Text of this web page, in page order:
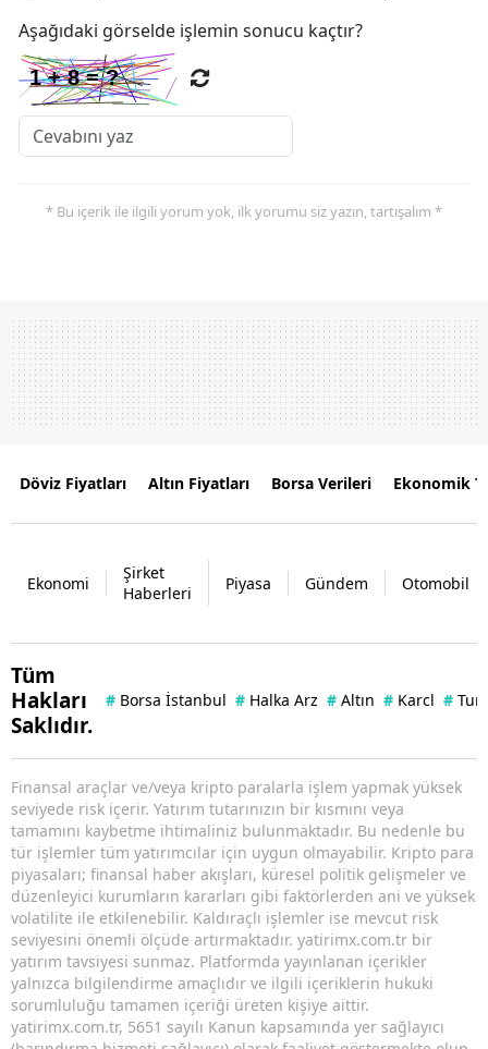
Aşağıdaki görselde işlemin sonucu kaçtır?
* Bu içerik ile ilgili yorum yok, ilk yorumu siz yazın, tartışalım *
Döviz Fiyatları Altın Fiyatları Borsa Verileri Ekonomik
Ekonomi
Şirket
Haberleri
Piyasa Gündem Otomobil
Tüm
Hakları
Saklıdır.
# Borsa İstanbul # Halka Arz # Altın # Karcl #
Finansal araçlar ve/veya kripto paralarla işlem yapmak yüksek
seviyede risk içerir. Yatırım tutarınızın bir kısmını veya
tamamını kaybetme ihtimaliniz bulunmaktadır. Bu nedenle bu
tür işlemler tüm yatırımcılar için uygun olmayabilir. Kripto para
piyasaları; finansal haber akışları, küresel politik gelişmeler ve
düzenleyici kurumların kararları gibi faktörlerden ani ve yüksek
volatilite ile etkilenebilir. Kaldıraçlı işlemler ise mevcut risk
seviyesini önemli ölçüde artırmaktadır. yatirimx.com.tr bir
yatırım tavsiyesi sunmaz. Platformda yayınlanan içerikler
yalnızca bilgilendirme amaçlıdır ve ilgili içeriklerin hukuki
sorumluluğu tamamen içeriği üreten kişiye aittir.
yatirimx.com.tr, 5651 sayılı Kanun kapsamında yer sağlayıcı